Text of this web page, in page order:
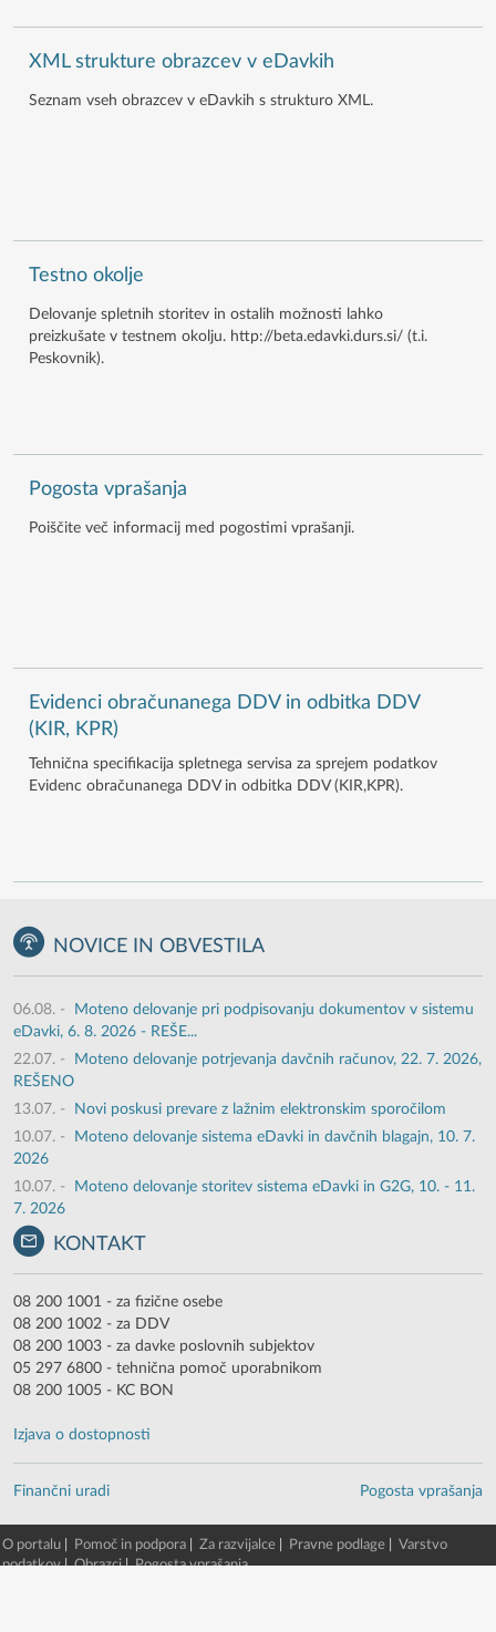
XML strukture obrazcev v eDavkih
Seznam vseh obrazcev v eDavkih s strukturo XML.
Testno okolje
Delovanje spletnih storitev in ostalih možnosti lahko
preizkušate v testnem okolju. http://beta.edavki.durs.si/ (t.i.
Peskovnik).
Pogosta vprašanja
Poiščite več informacij med pogostimi vprašanji.
Evidenci obračunanega DDV in odbitka DDV
(KIR, KPR)
Tehnična specifikacija spletnega servisa za sprejem podatkov
Evidenc obračunanega DDV in odbitka DDV (KIR,KPR).
NOVICE IN OBVESTILA
06.08. -
Moteno delovanje pri podpisovanju dokumentov v sistemu
eDavki, 6. 8. 2026 - REŠE...
22.07. -
Moteno delovanje potrjevanja davčnih računov, 22. 7. 2026,
REŠENO
13.07. -
Novi poskusi prevare z lažnim elektronskim sporočilom
10.07. -
Moteno delovanje sistema eDavki in davčnih blagajn, 10. 7.
2026
10.07. -
Moteno delovanje storitev sistema eDavki in G2G, 10. - 11.
7. 2026
KONTAKT
08 200 1001 - za fizične osebe
08 200 1002 - za DDV
08 200 1003 - za davke poslovnih subjektov
05 297 6800 - tehnična pomoč uporabnikom
08 200 1005 - KC BON
Izjava o dostopnosti
Finančni uradi Pogosta vprašanja
O portalu Pomoč in podpora Za razvijalce Pravne podlage
Varstvo
podatkov|Obrazci|Pogosta vprašanja